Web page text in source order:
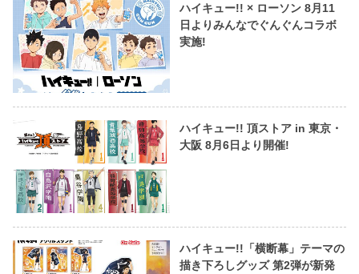
ハイキュー!! × ローソン 8月11
日よりみんなでぐんぐんコラボ
実施!
ハイキュー!! 頂ストア in 東京・
大阪 8月6日より開催!
ハイキュー!!「横断幕」テーマの
描き下ろしグッズ 第2弾が新発